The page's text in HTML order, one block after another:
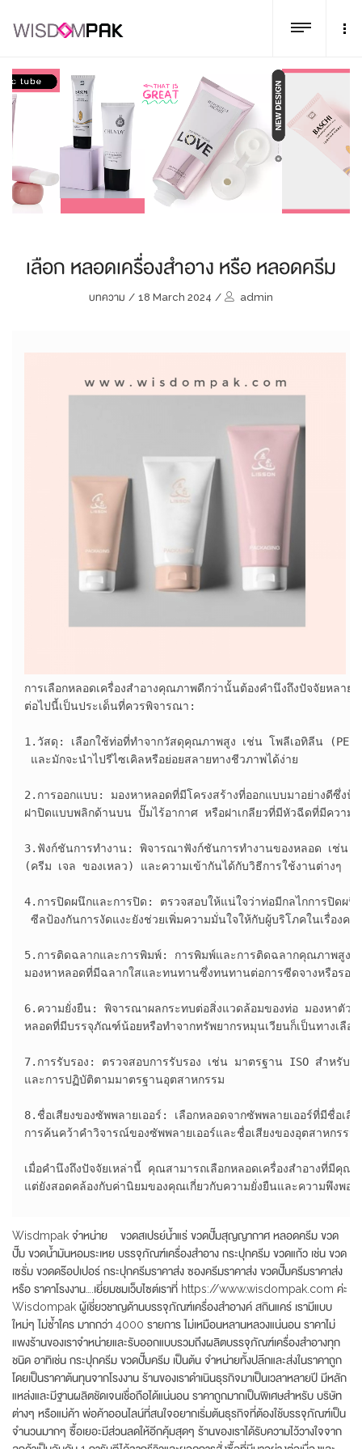
เลือก หลอดเครื่องสำอาง หรือ หลอดครีม
บทความ / 18 March 2024 / admin
การเลือกหลอดเครื่องสำอางคุณภาพดีกว่านั้นต้องคำนึงถึงปัจจัยหล
ต่อไปนี้เป็นประเด็นที่ควรพิจารณา:
1.วัสดุ: เลือกใช้ท่อที่ทำจากวัสดุคุณภาพสูง เช่น โพลีเอทิลีน
และมักจะนำไปรีไซเคิลหรือย่อยสลายทางชีวภาพได้ง่าย
2.การออกแบบ: มองหาหลอดที่มีโครงสร้างที่ออกแบบมาอย่างดีซึ่
ฝาปิดแบบพลิกด้านบน ปั๊มไร้อากาศ หรือฝาเกลียวที่มีหัวฉีดที่มีควา
3.ฟังก์ชันการทำงาน: พิจารณาฟังก์ชันการทำงานของหลอด เช่น
(ครีม เจล ของเหลว) และความเข้ากันได้กับวิธีการใช้งานต่างๆ
4.การปิดผนึกและการปิด: ตรวจสอบให้แน่ใจว่าท่อมีกลไกการปิดผ
ซีลป้องกันการงัดแงะยังช่วยเพิ่มความมั่นใจให้กับผู้บริโภคในเรื่อง
5.การติดฉลากและการพิมพ์: การพิมพ์และการติดฉลากคุณภาพสูง
มองหาหลอดที่มีฉลากใสและทนทานซึ่งทนทานต่อการซีดจางหรือรอย
6.ความยั่งยืน: พิจารณาผลกระทบต่อสิ่งแวดล้อมของท่อ มองหาตัวเ
หลอดที่มีบรรจุภัณฑ์น้อยหรือทำจากทรัพยากรหมุนเวียนก็เป็นทางเลือ
7.การรับรอง: ตรวจสอบการรับรอง เช่น มาตรฐาน ISO สำหรับก
และการปฏิบัติตามมาตรฐานอุตสาหกรรม
8.ชื่อเสียงของซัพพลายเออร์: เลือกหลอดจากซัพพลายเออร์ที่มีชื่อ
การค้นคว้าคำวิจารณ์ของซัพพลายเออร์และชื่อเสียงของอุตสาหกรร
เมื่อคำนึงถึงปัจจัยเหล่านี้ คุณสามารถเลือกหลอดเครื่องสำอางที่มี
แต่ยังสอดคล้องกับค่านิยมของคุณเกี่ยวกับความยั่งยืนและความพึงพอใ
Wisdmpak จำหน่าย ขวดสเปรย์น้ำแร่ ขวดปั๊มสุญญากาศ หลอดครีม ขวด
ปั๊ม ขวดน้ำมันหอมระเหย บรรจุภัณฑ์เครื่องสำอาง กระปุกครีม ขวดแก้ว เช่น ขวด
เซรั่ม ขวดดร๊อปเปอร์ กระปุกครีมราคาส่ง ซองครีมราคาส่ง ขวดปั๊มครีมราคาส่ง
หรือ ราคาโรงงาน….เยี่ยมชมเว็บไซต์เราที่ https://www.wisdompak.com ค่ะ
Wisdompak ผู้เชี่ยวชาญด้านบรรจุภัณฑ์เครื่องสำอางค์ สกินแคร์ เรามีแบบ
ใหม่ๆ ไม่ซ้ำใคร มากกว่า 4000 รายการ ไม่เหมือนหลานหลวงแน่นอน ราคาไม่
แพงร้านของเราจำหน่ายและรับออกแบบรวมถึงผลิตบรรจุภัณฑ์เครื่องสำอางทุก
ชนิด อาทิเช่น กระปุกครีม ขวดปั๊มครีม เป็นต้น จำหน่ายทั้งปลีกและส่งในราคาถูก
โดยเป็นราคาต้นทุนจากโรงงาน ร้านของเราดำเนินธุรกิจมาเป็นเวลาหลายปี มีหลัก
แหล่งและมีฐานผลิตชัดเจนเชื่อถือได้แน่นอน ราคาถูกมากเป็นพิเศษสำหรับ บริษัท
ต่างๆ หรือแม่ค้า พ่อค้าออนไลน์ที่สนใจอยากเริ่มต้นธุรกิจที่ต้องใช้บรรจุภัณฑ์เป็น
จำนวนมากๆ ซื้อเยอะมีส่วนลดให้อีกคุ้มสุดๆ ร้านของเราได้รับความไว้วางใจจาก